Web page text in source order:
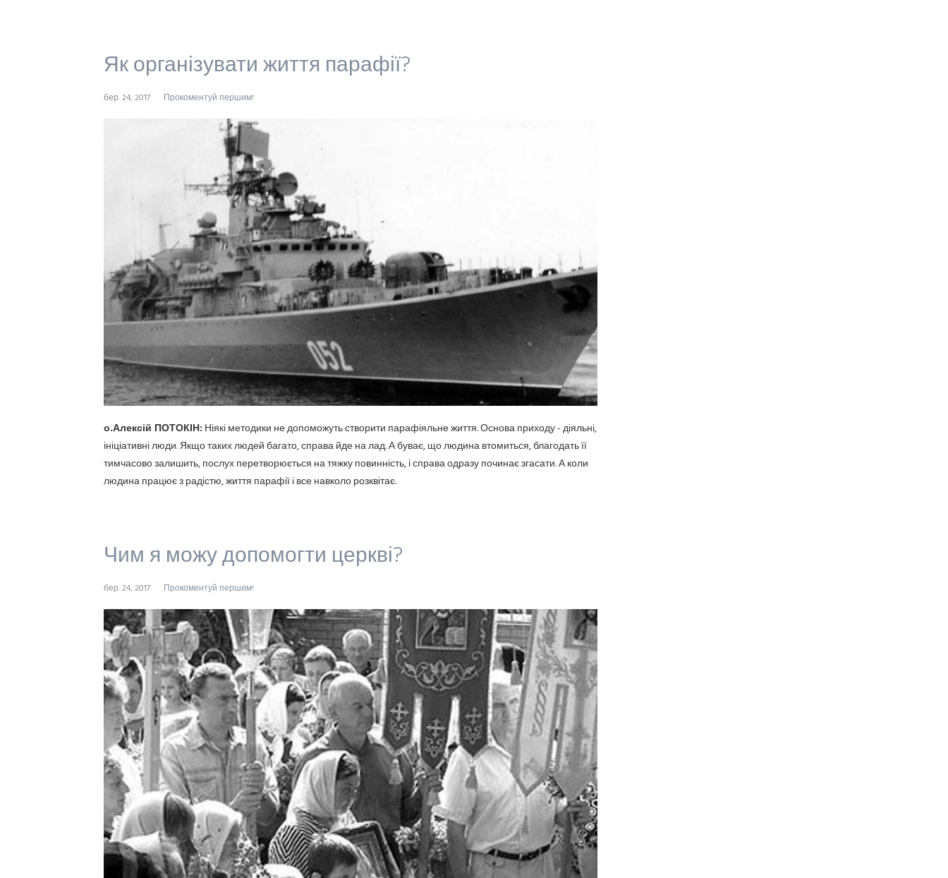
Як організувати життя парафії?
бер. 24, 2017 Прокоментуй першим!
о.Алексій ПОТОКІН: Ніякі методики не допоможуть створити парафіяльне життя. Основа приходу - діяльні,
ініціативні люди. Якщо таких людей багато, справа йде на лад. А буває, що людина втомиться, благодать її
тимчасово залишить, послух перетворюється на тяжку повинність, і справа одразу починає згасати. А коли
людина працює з радістю, життя парафії і все навколо розквітає.
Чим я можу допомогти церкві?
бер. 24, 2017 Прокоментуй першим!